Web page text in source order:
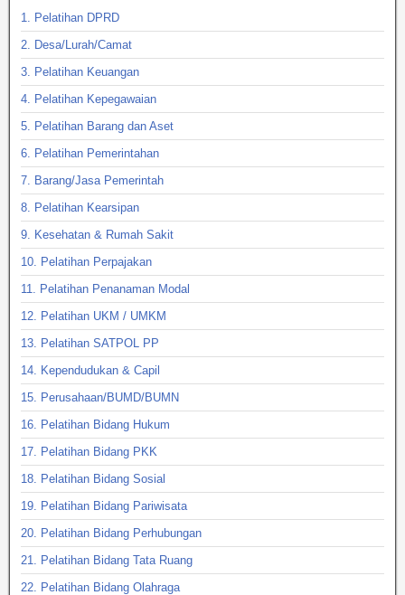
1. Pelatihan DPRD
2. Desa/Lurah/Camat
3. Pelatihan Keuangan
4. Pelatihan Kepegawaian
5. Pelatihan Barang dan Aset
6. Pelatihan Pemerintahan
7. Barang/Jasa Pemerintah
8. Pelatihan Kearsipan
9. Kesehatan & Rumah Sakit
10. Pelatihan Perpajakan
11. Pelatihan Penanaman Modal
12. Pelatihan UKM / UMKM
13. Pelatihan SATPOL PP
14. Kependudukan & Capil
15. Perusahaan/BUMD/BUMN
16. Pelatihan Bidang Hukum
17. Pelatihan Bidang PKK
18. Pelatihan Bidang Sosial
19. Pelatihan Bidang Pariwisata
20. Pelatihan Bidang Perhubungan
21. Pelatihan Bidang Tata Ruang
22. Pelatihan Bidang Olahraga